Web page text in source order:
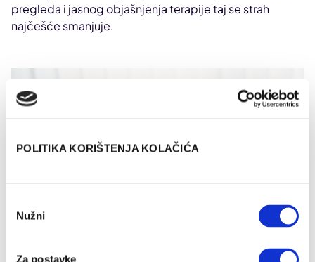
POLITIKA KORIŠTENJA KOLAČIĆA
pristanka
Nužni
Za postavke
pregleda i jasnog objašnjenja terapije taj se strah
najčešće smanjuje.